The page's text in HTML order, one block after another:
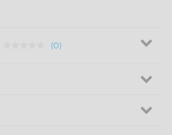
(0)